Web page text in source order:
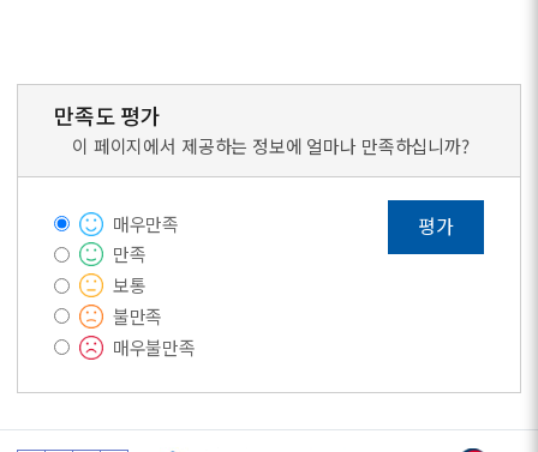
만족도 평가
이 페이지에서 제공하는 정보에 얼마나 만족하십니까?
매우만족
만족
보통
불만족
매우불만족
평가